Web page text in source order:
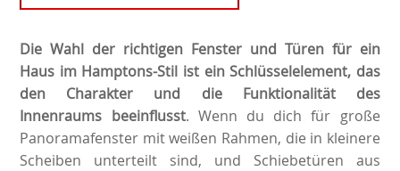
Die Wahl der richtigen Fenster und Türen für ein
Haus im Hamptons-Stil ist ein Schlüsselelement, das
den Charakter und die Funktionalität des
Innenraums beeinflusst. Wenn du dich für große
Panoramafenster mit weißen Rahmen, die in kleinere
Scheiben unterteilt sind, und Schiebetüren aus